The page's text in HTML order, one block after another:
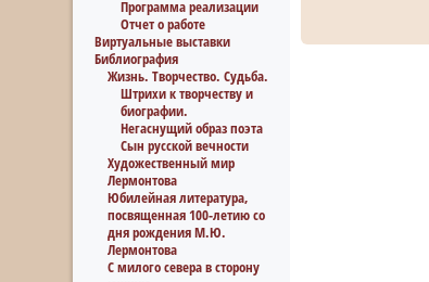
Программа реализации
Отчет о работе
Виртуальные выставки
Библиография
Жизнь. Творчество. Судьба.
Штрихи к творчеству и
биографии.
Негаснущий образ поэта
Сын русской вечности
Художественный мир
Лермонтова
Юбилейная литература,
посвященная 100-летию со
дня рождения М.Ю.
Лермонтова
С милого севера в сторону